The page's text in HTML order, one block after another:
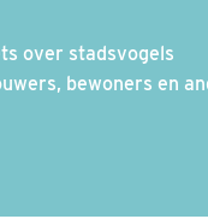
over stadsvogels
bewoners en